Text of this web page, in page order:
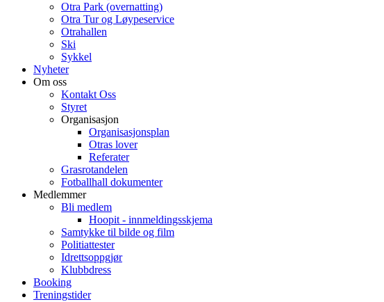
Otra Park (overnatting)
Otra Tur og Løypeservice
Otrahallen
Ski
Sykkel
Nyheter
Om oss
Kontakt Oss
Styret
Organisasjon
Organisasjonsplan
Otras lover
Referater
Grasrotandelen
Fotballhall dokumenter
Medlemmer
Bli medlem
Hoopit - innmeldingsskjema
Samtykke til bilde og film
Politiattester
Idrettsoppgjør
Klubbdress
Booking
Treningstider